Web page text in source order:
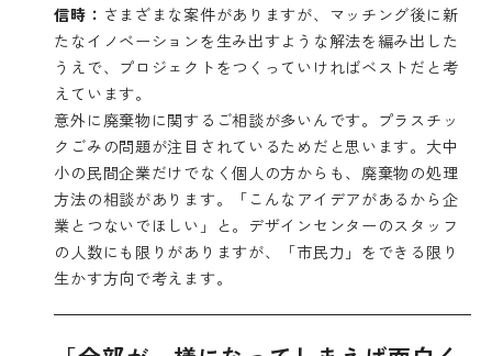
信時： さまざまな案件がありますが、マッチング後に新
たなイノベーションを生み出すような解法を編み出した
うえで、プロジェクトをつくっていければベストだと考
えています。
意外に廃棄物に関するご相談が多いんです。プラスチッ
クごみの問題が注目されているためだと思います。大中
小の民間企業だけでなく個人の方からも、廃棄物の処理
方法の相談があります。「こんなアイデアがあるから企
業とつないでほしい」と。デザインセンターのスタッフ
の人数にも限りがありますが、「市民力」をできる限り
生かす方向で考えます。